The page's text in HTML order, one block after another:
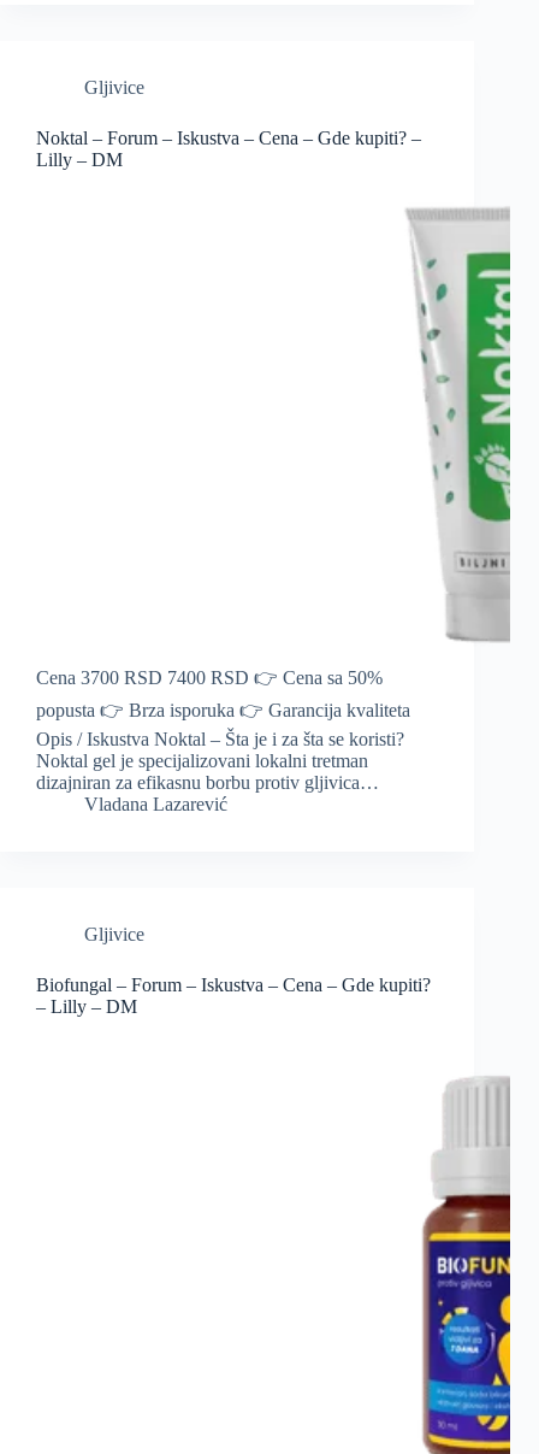
Gljivice
Noktal – Forum – Iskustva – Cena – Gde kupiti? –
Lilly – DM
Cena 3700 RSD 7400 RSD 👉 Cena sa 50%
popusta 👉 Brza isporuka 👉 Garancija kvaliteta
Opis / Iskustva Noktal – Šta je i za šta se koristi?
Noktal gel je specijalizovani lokalni tretman
dizajniran za efikasnu borbu protiv gljivica…
Vladana Lazarević
Gljivice
Biofungal – Forum – Iskustva – Cena – Gde kupiti?
– Lilly – DM